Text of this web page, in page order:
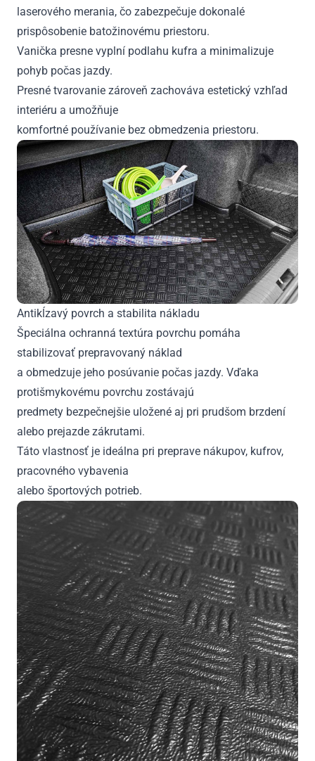
laserového merania, čo zabezpečuje dokonalé
prispôsobenie batožinovému priestoru.
Vanička presne vyplní podlahu kufra a minimalizuje
pohyb počas jazdy.
Presné tvarovanie zároveň zachováva estetický vzhľad
interiéru a umožňuje
komfortné používanie bez obmedzenia priestoru.
Antikĺzavý povrch a stabilita nákladu
Špeciálna ochranná textúra povrchu pomáha
stabilizovať prepravovaný náklad
a obmedzuje jeho posúvanie počas jazdy. Vďaka
protišmykovému povrchu zostávajú
predmety bezpečnejšie uložené aj pri prudšom brzdení
alebo prejazde zákrutami.
Táto vlastnosť je ideálna pri preprave nákupov, kufrov,
pracovného vybavenia
alebo športových potrieb.